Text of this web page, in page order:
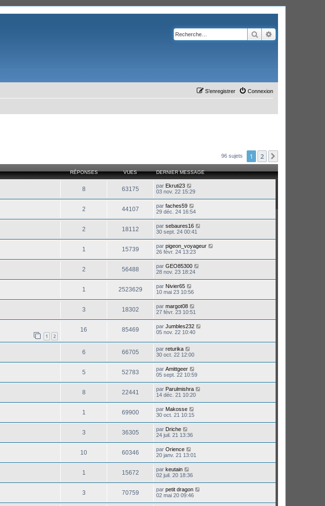
Rechercher
Connexion
S’enregistrer
96 sujets 1 2
RÉPONSES VUES DERNIER MESSAGE
8 63175 par Ekruti23
03 nov. 22 15:29
2 44107 par faches59
29 déc. 24 16:54
2 18112 par sebaures16
30 sept. 24 00:41
1 15739 par pigeon_voyageur
26 févr. 24 13:23
2 56488 par GEO85300
28 nov. 23 18:24
1 2523629 par Nivier65
10 mai 23 10:56
3 18302 par margot08
27 févr. 23 10:51
1 2
16 85469 par Jumbles232
05 nov. 22 10:40
6 66705 par returika
30 oct. 22 12:00
5 52783 par Amittgeer
05 sept. 22 10:59
8 22441 par Parulmishra
14 déc. 21 10:20
1 69900 par Makosse
30 oct. 21 10:15
3 36305 par Driche
24 juil. 21 13:36
10 60346 par Orience
20 janv. 21 13:01
1 15672 par keutain
02 juil. 20 18:36
3 70759 par petit dragon
02 mai 20 09:46